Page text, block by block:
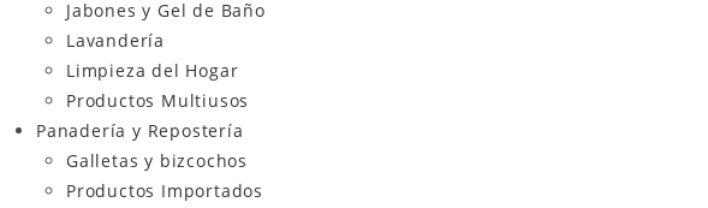
Jabones y Gel de Baño
Lavandería
Limpieza del Hogar
Productos Multiusos
Panadería y Repostería
Galletas y bizcochos
Productos Importados